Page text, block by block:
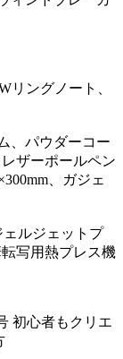
ングノート、
、パウダーコー
ザーポールペン
、ガジェ
ルジェットプ
写用熱プレス機
初心者もクリエ